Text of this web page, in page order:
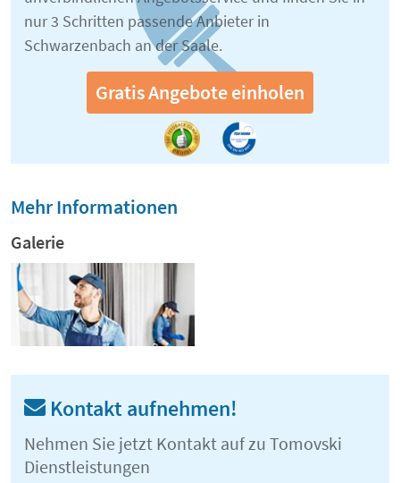
nur 3 Schritten passende Anbieter in
Schwarzenbach an der Saale.
Gratis Angebote einholen
Mehr Informationen
Galerie
Kontakt aufnehmen!
Nehmen Sie jetzt Kontakt auf zu Tomovski
Dienstleistungen